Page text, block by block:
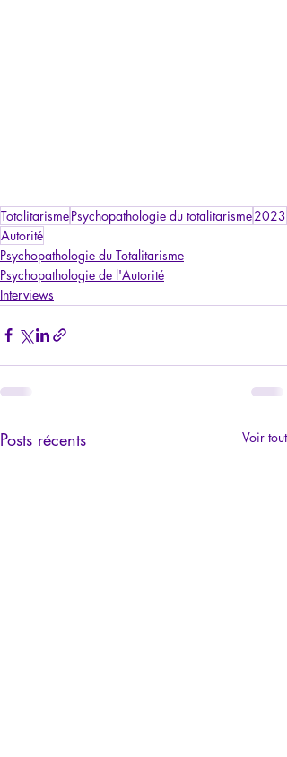
TotalitarismePsychopathologie du totalitarisme2023
Autorité
Psychopathologie du Totalitarisme
Psychopathologie de l'Autorité
Interviews
Posts récents Voir tout